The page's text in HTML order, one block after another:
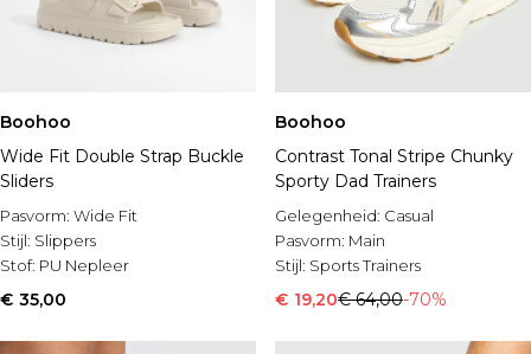
Boohoo
Wide Fit Double Strap Buckle
Sliders
Pasvorm: Wide Fit
Stijl: Slippers
Stof: PU Nepleer
€ 35,00
Boohoo
Contrast Tonal Stripe Chunky
Sporty Dad Trainers
Gelegenheid: Casual
Pasvorm: Main
Stijl: Sports Trainers
€ 19,20€ 64,00-70%